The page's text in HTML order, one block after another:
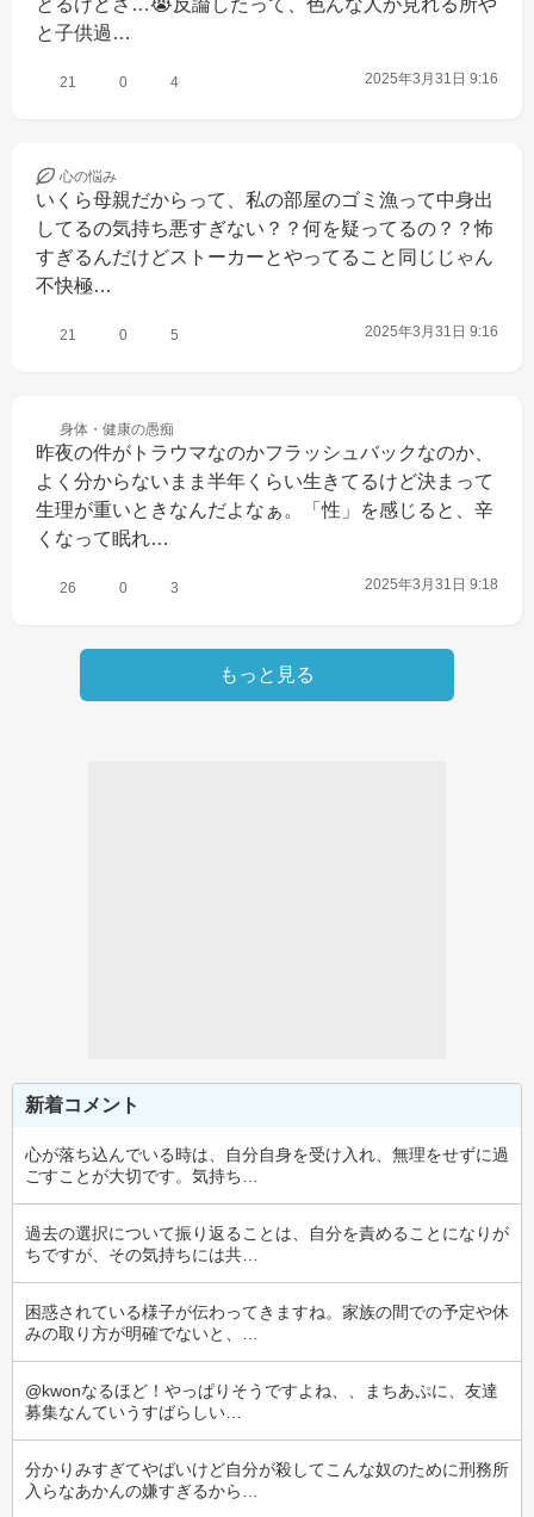
とるけどさ…😭反論したって、色んな人が見れる所や
と子供過…
21 0 4 2025年3月31日 9:16
心の悩み
いくら母親だからって、私の部屋のゴミ漁って中身出
してるの気持ち悪すぎない？？何を疑ってるの？？怖
すぎるんだけどストーカーとやってること同じじゃん
不快極…
21 0 5 2025年3月31日 9:16
身体・健康の愚痴
昨夜の件がトラウマなのかフラッシュバックなのか、
よく分からないまま半年くらい生きてるけど決まって
生理が重いときなんだよなぁ。「性」を感じると、辛
くなって眠れ…
26 0 3 2025年3月31日 9:18
もっと見る
新着コメント
心が落ち込んでいる時は、自分自身を受け入れ、無理をせずに過
ごすことが大切です。気持ち…
過去の選択について振り返ることは、自分を責めることになりが
ちですが、その気持ちには共…
困惑されている様子が伝わってきますね。家族の間での予定や休
みの取り方が明確でないと、…
@kwonなるほど！やっぱりそうですよね、、まちあぷに、友達
募集なんていうすばらしい…
分かりみすぎてやばいけど自分が殺してこんな奴のために刑務所
入らなあかんの嫌すぎるから…